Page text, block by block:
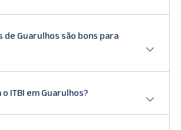
de Guarulhos são bons para
ITBI em Guarulhos?